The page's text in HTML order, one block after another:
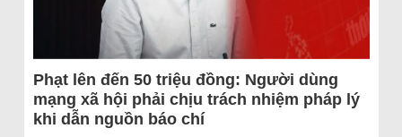
Phạt lên đến 50 triệu đồng: Người dùng
mạng xã hội phải chịu trách nhiệm pháp lý
khi dẫn nguồn báo chí